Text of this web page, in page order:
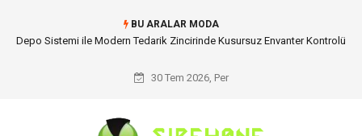
BU ARALAR MODA
Akrilik Boyama Seti ile Evinizde Dijitalden Uzak Bir Deşarj Alanı Tasarlayın
30 Tem 2026, Per